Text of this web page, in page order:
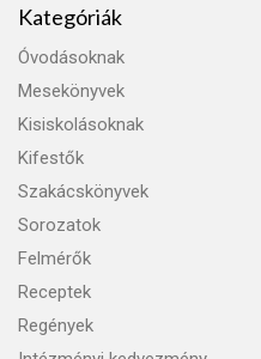
Kategóriák
Óvodásoknak
Mesekönyvek
Kisiskolásoknak
Kifestők
Szakácskönyvek
Sorozatok
Felmérők
Receptek
Regények